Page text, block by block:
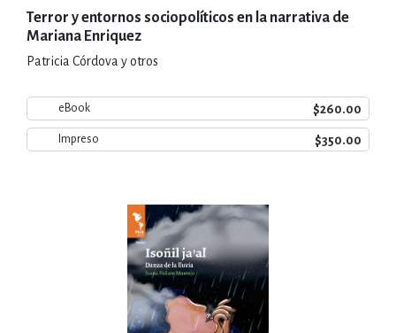
Terror y entornos sociopolíticos en la narrativa de
Mariana Enriquez
Patricia Córdova y otros
eBook $260.00
Impreso $350.00